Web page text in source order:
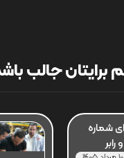
جالب
شماره